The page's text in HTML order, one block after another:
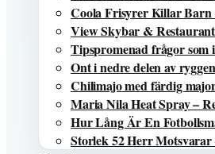
Coola Frisyrer Killar Barn
View Skybar &
Tipspromenad frågor som
Ont i nedre delen av
Chilimajo med färdig
Maria Nila Heat Spray –
Hur Lång Är En
Storlek 52 Herr